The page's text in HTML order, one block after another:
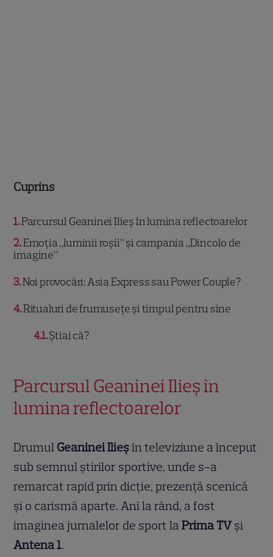
Cuprins
1 Parcursul Geaninei Ilieș în lumina reflectoarelor
2 Emoția „luminii roșii” și campania „Dincolo de
imagine”
3 Noi provocări: Asia Express sau Power Couple?
4 Ritualuri de frumusețe și timpul pentru sine
4.1Știai că?
Parcursul Geaninei Ilieș în
lumina reflectoarelor
Drumul Geaninei Ilieșîn televiziune a început
sub semnul știrilor sportive, unde s-a
remarcat rapid prin dicție, prezență scenică
și o carismă aparte. Ani la rând, a fost
imaginea jurnalelor de sport laPrima TV și
Antena 1.